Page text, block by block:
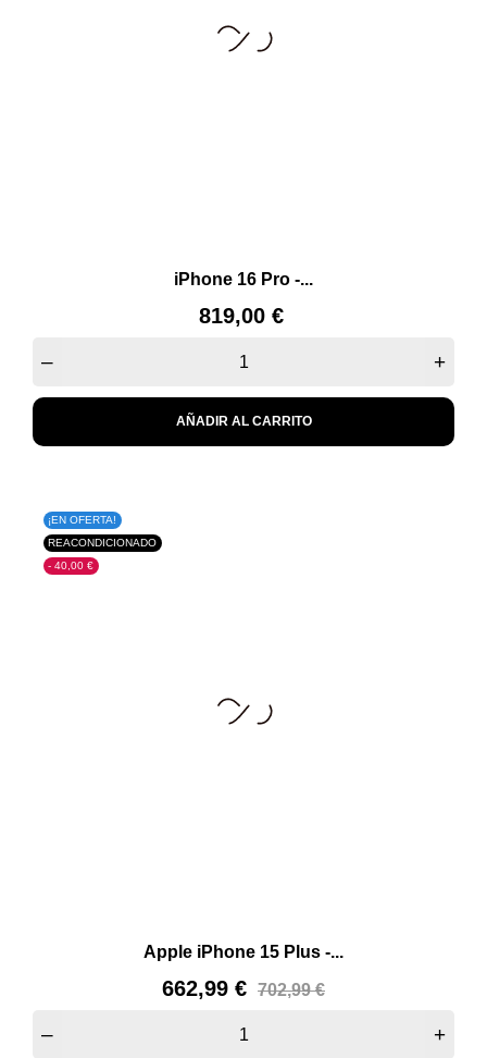
iPhone 16 Pro -...
Precio
819,00 €
– +
AÑADIR AL CARRITO
¡EN OFERTA!
REACONDICIONADO
- 40,00 €
Apple iPhone 15 Plus -...
Precio
662,99 € Precio
702,99 €
– +